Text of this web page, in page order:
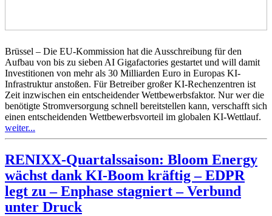
Brüssel – Die EU-Kommission hat die Ausschreibung für den
Aufbau von bis zu sieben AI Gigafactories gestartet und will damit
Investitionen von mehr als 30 Milliarden Euro in Europas KI-
Infrastruktur anstoßen. Für Betreiber großer KI-Rechenzentren ist
Zeit inzwischen ein entscheidender Wettbewerbsfaktor. Nur wer die
benötigte Stromversorgung schnell bereitstellen kann, verschafft sich
einen entscheidenden Wettbewerbsvorteil im globalen KI-Wettlauf.
weiter...
RENIXX-Quartalssaison: Bloom Energy
wächst dank KI-Boom kräftig – EDPR
legt zu – Enphase stagniert – Verbund
unter Druck